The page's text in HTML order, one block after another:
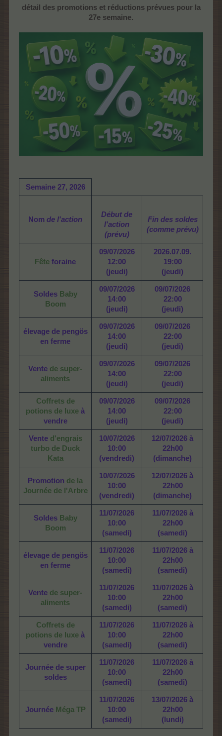
détail des promotions et réductions prévues pour la
27e semaine.
Semaine27, 2026
Nom de l'action
Début de
l'action
(prévu)
Findes soldes
(comme prévu)
Fête foraine
09/07/2026
12:00
(jeudi)
2026.07.09.
19:00
(jeudi)
SoldesBaby
Boom
09/07/2026
14:00
(jeudi)
09/07/2026
22:00
(jeudi)
élevage de pengös
en ferme
09/07/2026
14:00
(jeudi)
09/07/2026
22:00
(jeudi)
Vente de super-
aliments
09/07/2026
14:00
(jeudi)
09/07/2026
22:00
(jeudi)
Coffrets de
potions de luxe à
vendre
09/07/2026
14:00
(jeudi)
09/07/2026
22:00
(jeudi)
Vented'engrais
turbo de Duck
Kata
10/07/2026
10:00
(vendredi)
12/07/2026 à
22h00
(dimanche)
Promotion de la
Journée de l'Arbre
10/07/2026
10:00
(vendredi)
12/07/2026 à
22h00
(dimanche)
SoldesBaby
Boom
11/07/2026
10:00
(samedi)
11/07/2026 à
22h00
(samedi)
élevage de pengös
en ferme
11/07/2026
10:00
(samedi)
11/07/2026 à
22h00
(samedi)
Vente de super-
aliments
11/07/2026
10:00
(samedi)
11/07/2026 à
22h00
(samedi)
Coffrets de
potions de luxe à
vendre
11/07/2026
10:00
(samedi)
11/07/2026 à
22h00
(samedi)
Journée de super
soldes
11/07/2026
10:00
(samedi)
11/07/2026 à
22h00
(samedi)
JournéeMéga TP
11/07/2026
10:00
(samedi)
13/07/2026 à
22h00
(lundi)